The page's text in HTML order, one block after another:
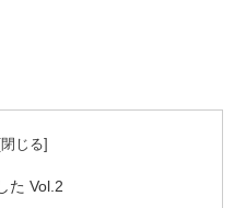
た Vol.2